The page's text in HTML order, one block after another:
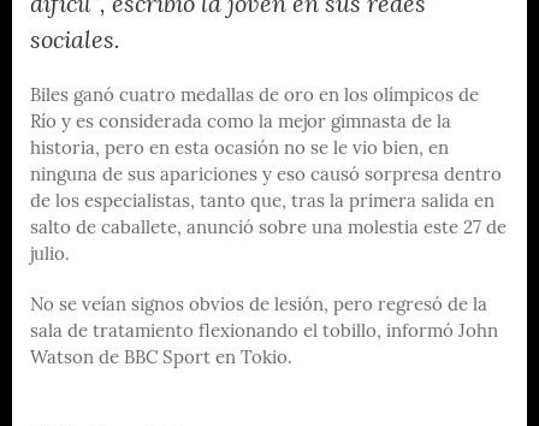
difícil”, escribió la joven en sus redes
sociales.
Biles ganó cuatro medallas de oro en los olímpicos de
Río y es considerada como la mejor gimnasta de la
historia, pero en esta ocasión no se le vio bien, en
ninguna de sus apariciones y eso causó sorpresa dentro
de los especialistas, tanto que, tras la primera salida en
salto de caballete, anunció sobre una molestia este 27 de
julio.
No se veían signos obvios de lesión, pero regresó de la
sala de tratamiento flexionando el tobillo, informó John
Watson de BBC Sport en Tokio.